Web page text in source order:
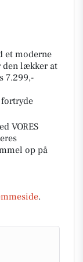
et moderne
den lækker at
7.299,-
VORES
op på
.